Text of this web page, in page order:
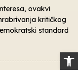
ovakvi
kritičkog
standard